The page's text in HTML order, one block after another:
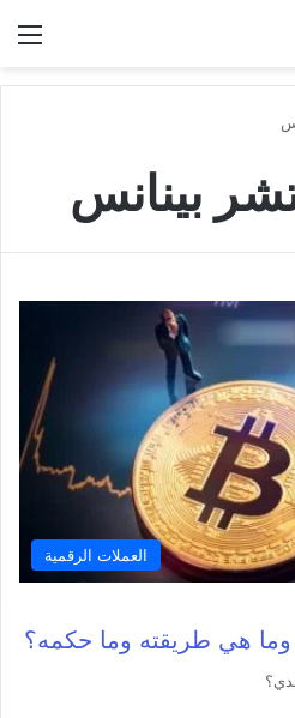
بينانس
العملات الرقمية
وما هي طريقته وما حكمه؟